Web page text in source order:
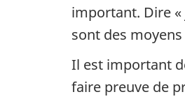
important. Dire «
sont des
Il est important
faire preuve de